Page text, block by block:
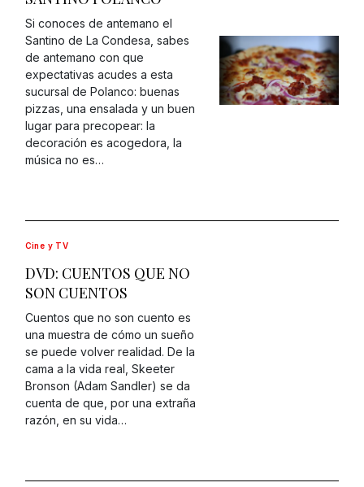
Si conoces de antemano el
Santino de La Condesa, sabes
de antemano con que
expectativas acudes a esta
sucursal de Polanco: buenas
pizzas, una ensalada y un buen
lugar para precopear: la
decoración es acogedora, la
música no es…
Cine y TV
DVD: CUENTOS QUE NO
SON CUENTOS
Cuentos que no son cuento es
una muestra de cómo un sueño
se puede volver realidad. De la
cama a la vida real, Skeeter
Bronson (Adam Sandler) se da
cuenta de que, por una extraña
razón, en su vida…